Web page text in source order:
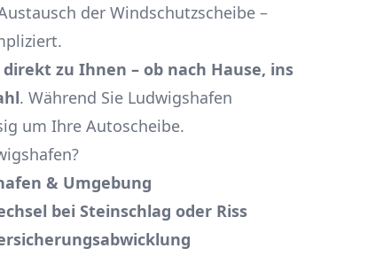
der Windschutzscheibe –
zu Ihnen – ob nach Hause, ins
. Während Sie Ludwigshafen
um Ihre Autoscheibe.
& Umgebung
bei Steinschlag oder Riss